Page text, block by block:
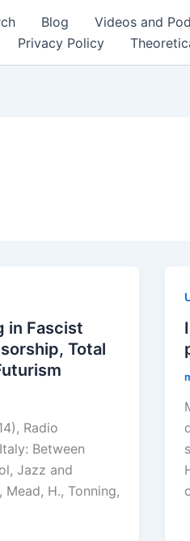
Blog Videos and
Privacy Policy
in Fascist
Total
Radio
Between
Jazz and
Mead, H., Tonning,